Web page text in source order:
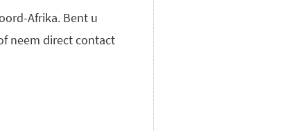
Afrika. Bent u
neem direct contact